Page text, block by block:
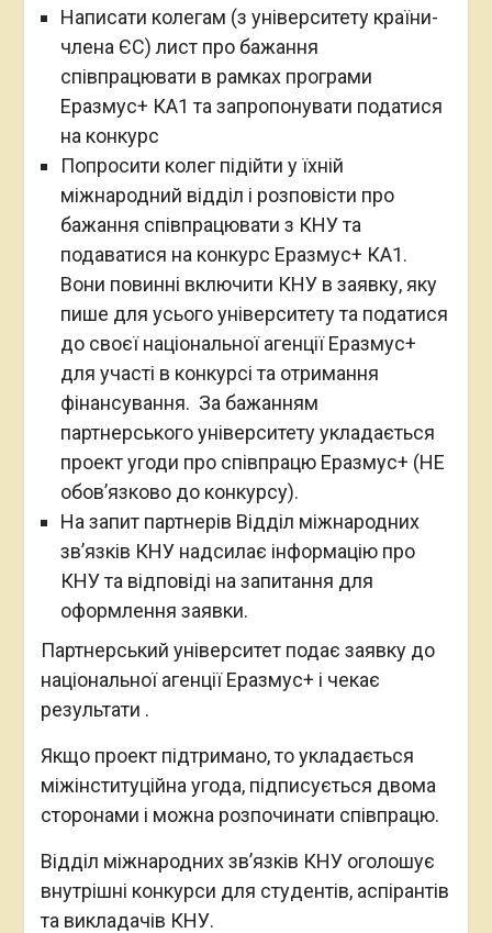
Написати колегам (з університету країни-
члена ЄС) лист про бажання
співпрацювати в рамках програми
Еразмус+ КА1 та запропонувати податися
на конкурс
Попросити колег підійти у їхній
міжнародний відділ і розповісти про
бажання співпрацювати з КНУ та
подаватися на конкурс Еразмус+ КА1.
Вони повинні включити КНУ в заявку, яку
пише для усього університету та податися
до своєї національної агенції Еразмус+
для участі в конкурсі та отримання
фінансування. За бажанням
партнерського університету укладається
проект угоди про співпрацю Еразмус+ (НЕ
обов’язково до конкурсу).
На запит партнерів Відділ міжнародних
зв’язків КНУ надсилає інформацію про
КНУ та відповіді на запитання для
оформлення заявки.
Партнерський університет подає заявку до
національної агенції Еразмус+ і чекає
результати .
Якщо проект підтримано, то укладається
міжінституційна угода, підписується двома
сторонами і можна розпочинати співпрацю.
Відділ міжнародних зв’язків КНУ оголошує
внутрішні конкурси для студентів, аспірантів
та викладачів КНУ.